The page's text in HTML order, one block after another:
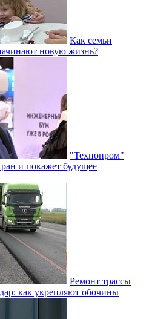
Как семьи
новую жизнь?
"Технопром"
и покажет будущее
Ремонт трассы
как укрепляют обочины